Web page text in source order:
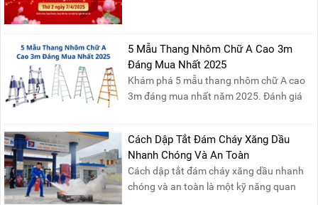
07/04/2025, nhằm ngày Giỗ Tổ Hùng
Vương – dịp để tưởng nhớ công ơn dựng
nước của các Vua Hùng....
5 Mẫu Thang Nhôm Chữ A Cao 3m
Đáng Mua Nhất 2025
Khám phá 5 mẫu thang nhôm chữ A cao
3m đáng mua nhất năm 2025. Đánh giá
sản phẩm phù hợp!
Cách Dập Tắt Đám Cháy Xăng Dầu
Nhanh Chóng Và An Toàn
Cách dập tắt đám cháy xăng dầu nhanh
chóng và an toàn là một kỹ năng quan